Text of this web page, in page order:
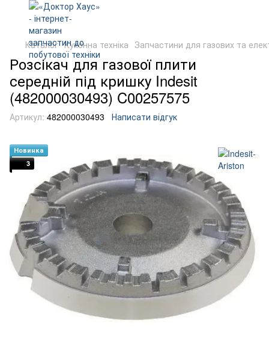
Каталог Кухонна техніка Запчастини для газових та
Розсікач для газової плити
середній під кришку Indesit
(482000030493) C00257575
Артикул: 482000030493 Написати відгук
Новинка
3